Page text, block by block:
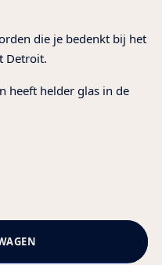
die je bedenkt bij het
Detroit.
heeft helder glas in de